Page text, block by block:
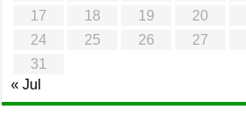
17
18 19 20
24
25 26 27
31
« Jul